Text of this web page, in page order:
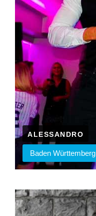
ALESSANDRO
Baden Württemberg